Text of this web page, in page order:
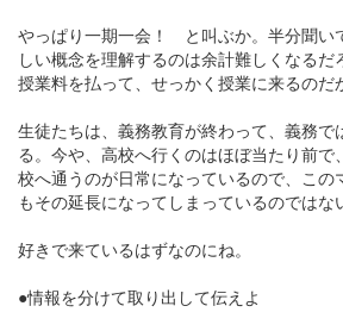
やっぱり一期一会！ と叫ぶか。半分聞い
しい概念を理解するのは余計難しくなる
授業料を払って、せっかく授業に来るのだ
生徒たちは、義務教育が終わって、義務で
る。今や、高校へ行くのはほぼ当たり前で
校へ通うのが日常になっているので、この
もその延長になってしまっているのではな
好きで来ているはずなのにね。
●情報を分けて取り出して伝えよ